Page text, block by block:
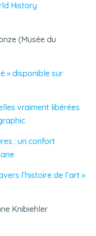
History
(Musée du
» disponible sur
vraiment libérées
: un confort
l’histoire de l’art »
Knibiehler